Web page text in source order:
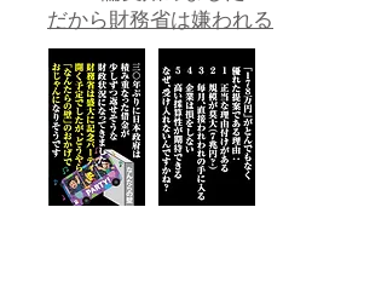
だから財務省は嫌われる